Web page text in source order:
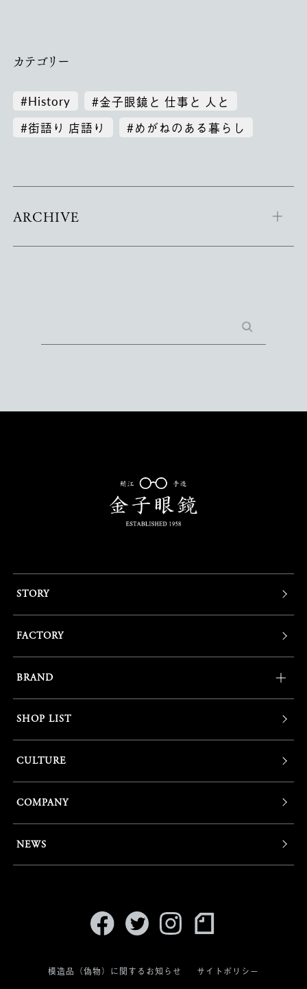
カテゴリー
#History
#金子眼鏡と 仕事と 人と
#街語り 店語り
#めがねのある暮らし
ARCHIVE
STORY
FACTORY
BRAND
SHOP LIST
CULTURE
COMPANY
NEWS
模造品（偽物）に関するお知らせ サイトポリシー